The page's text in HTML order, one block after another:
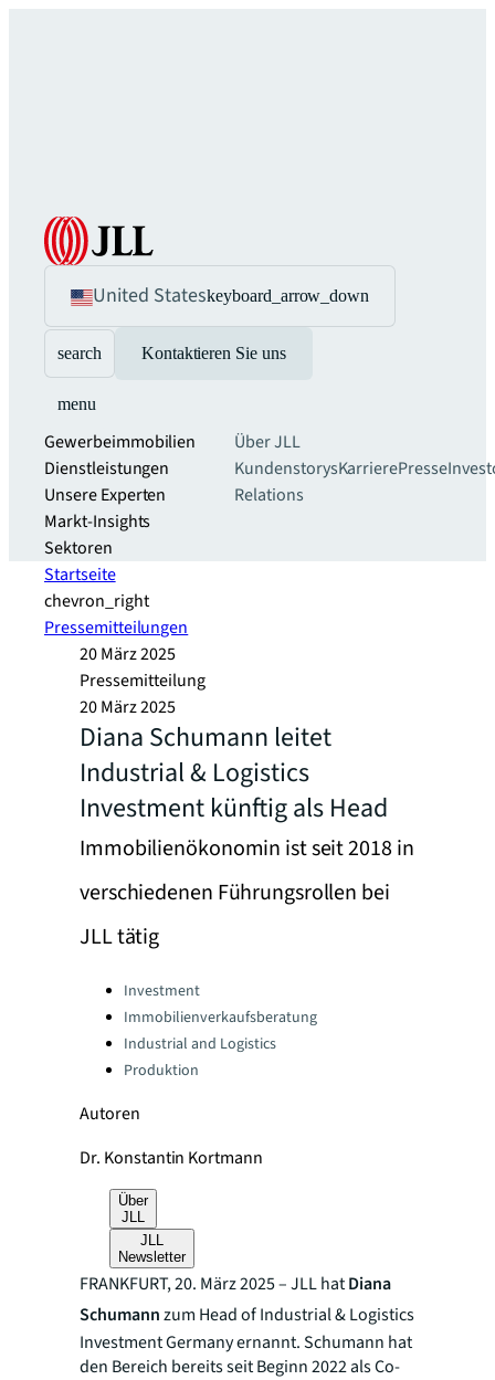
United Stateskeyboard_arrow_down
search Kontaktieren Sie uns
menu
Gewerbeimmobilien
Dienstleistungen
Unsere Experten
Markt-Insights
Sektoren​
Über JLL
KundenstorysKarrierePresse
Relations
Startseite
chevron_right
Pressemitteilungen
20 März 2025
Pressemitteilung
20 März 2025
Diana Schumann leitet
Industrial & Logistics
Investment künftig als Head
Immobilienökonomin ist seit 2018 in
verschiedenen Führungsrollen bei
JLL tätig
Categories:Investment
Immobilienverkaufsberatung
Industrial and Logistics
Produktion
Autoren
Dr. Konstantin Kortmann
Über
JLL
JLL
Newsletter
FRANKFURT, 20. März 2025 – JLL hatDiana
Schumannzum Head of Industrial & Logistics
Investment Germany ernannt. Schumann hat
den Bereich bereits seit Beginn 2022 als Co-